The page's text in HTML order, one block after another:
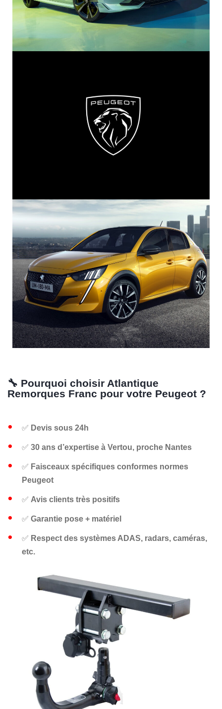
🔧 Pourquoi choisir Atlantique
Remorques Franc pour votre Peugeot ?
✅ Devis sous 24h
✅ 30 ans d’expertise à Vertou, proche Nantes
✅ Faisceaux spécifiques conformes normes
Peugeot
✅ Avis clients très positifs
✅ Garantie pose + matériel
✅ Respect des systèmes ADAS, radars, caméras,
etc.